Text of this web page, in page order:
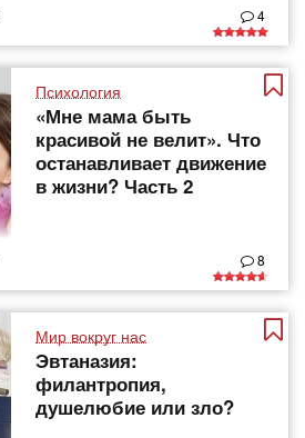
4
Психология
«Мне мама быть
красивой не велит». Что
останавливает движение
в жизни? Часть 2
8
Мир вокруг нас
Эвтаназия:
филантропия,
душелюбие или зло?